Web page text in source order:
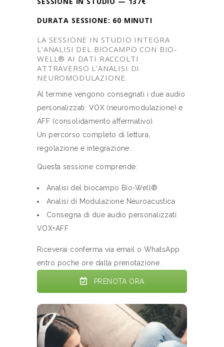
DURATA SESSIONE: 60 MINUTI
LA SESSIONE IN STUDIO INTEGRA
L’ANALISI DEL BIOCAMPO CON BIO-
WELL® AI DATI RACCOLTI
ATTRAVERSO L’ANALISI DI
NEUROMODULAZIONE.
Al termine vengono consegnati i due audio
personalizzati: VOX (neuromodulazione) e
AFF (consolidamento affermativo).
Un percorso completo di lettura,
regolazione e integrazione.
Questa sessione comprende:
Analisi del biocampo Bio-Well®
Analisi di Modulazione Neuroacustica
Consegna di due audio personalizzati
VOX+AFF
Riceverai conferma via email o WhatsApp
entro poche ore dalla prenotazione.
PRENOTA ORA